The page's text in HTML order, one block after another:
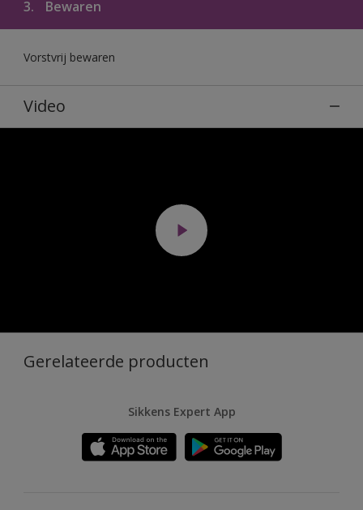
3. Bewaren
Vorstvrij bewaren
Video
Gerelateerde producten
Sikkens Expert App